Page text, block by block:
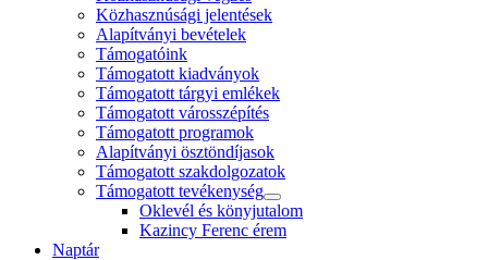
Közhasznúsági jelentések
Alapítványi bevételek
Támogatóink
Támogatott kiadványok
Támogatott tárgyi emlékek
Támogatott városszépítés
Támogatott programok
Alapítványi ösztöndíjasok
Támogatott szakdolgozatok
Támogatott tevékenység
Oklevél és könyjutalom
Kazincy Ferenc érem
Naptár